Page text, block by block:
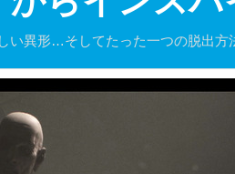
異形…そしてたった一つの脱出方